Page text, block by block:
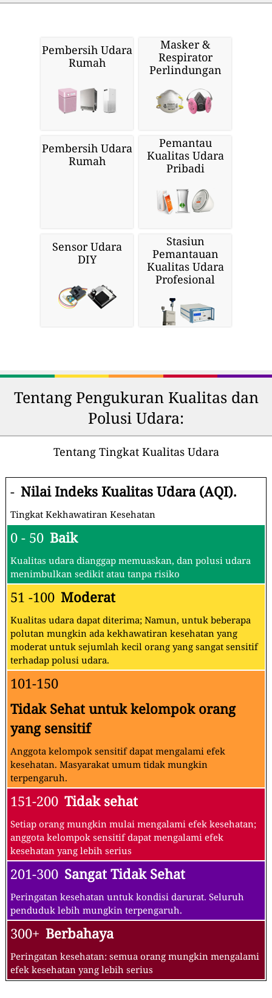
Pembersih Udara
Rumah
Masker &
Respirator
Perlindungan
Pembersih Udara
Rumah
Pemantau
Kualitas Udara
Pribadi
Sensor Udara
DIY
Stasiun
Pemantauan
Kualitas Udara
Profesional
Tentang Pengukuran Kualitas dan
Polusi Udara:
Tentang Tingkat Kualitas Udara
- Nilai Indeks Kualitas Udara (AQI).
Tingkat Kekhawatiran Kesehatan
0 - 50 Baik
Kualitas udara dianggap memuaskan, dan polusi udara
menimbulkan sedikit atau tanpa risiko
51 -100 Moderat
Kualitas udara dapat diterima; Namun, untuk beberapa
polutan mungkin ada kekhawatiran kesehatan yang
moderat untuk sejumlah kecil orang yang sangat sensitif
terhadap polusi udara.
101-150
Tidak Sehat untuk kelompok orang
yang sensitif
Anggota kelompok sensitif dapat mengalami efek
kesehatan. Masyarakat umum tidak mungkin
terpengaruh.
151-200 Tidak sehat
Setiap orang mungkin mulai mengalami efek kesehatan;
anggota kelompok sensitif dapat mengalami efek
kesehatan yang lebih serius
201-300 Sangat Tidak Sehat
Peringatan kesehatan untuk kondisi darurat. Seluruh
penduduk lebih mungkin terpengaruh.
300+ Berbahaya
Peringatan kesehatan: semua orang mungkin mengalami
efek kesehatan yang lebih serius